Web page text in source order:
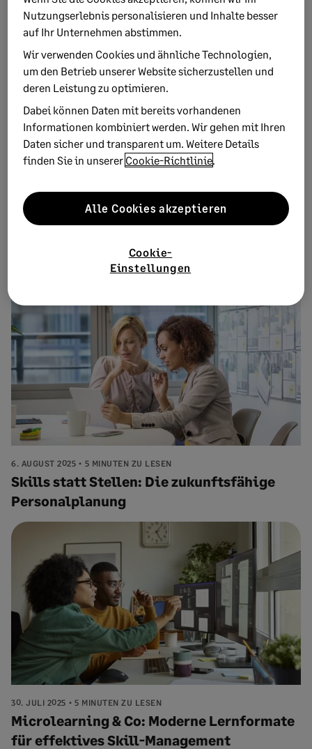
sie wichtig ist
21. OKTOBER 2025 5 MINUTEN ZU LESEN
aufbauen – ohne Kontrollverlust
6. AUGUST 2025 5 MINUTEN ZU LESEN
Skills statt Stellen: Die zukunftsfähige
Personalplanung
30. JULI 2025 5 MINUTEN ZU LESEN
Microlearning & Co: Moderne Lernformate
für effektives Skill-Management
Nutzungserlebnis personalisieren und Inhalte besser
auf Ihr Unternehmen abstimmen.
Wir verwenden Cookies und ähnliche Technologien,
um den Betrieb unserer Website sicherzustellen und
deren Leistung zu optimieren.
Dabei können Daten mit bereits vorhandenen
Informationen kombiniert werden. Wir gehen mit Ihren
Daten sicher und transparent um. Weitere Details
finden Sie in unserer Cookie-Richtlinie.
Cookie-
Einstellungen
Alle Cookies akzeptieren